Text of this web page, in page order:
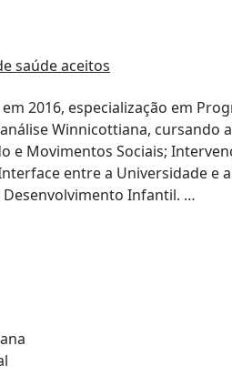
saúde aceitos
2016, especialização em
e Movimentos Sociais;
entre a Universidade e
Infantil.
em uma Organização Não
vítimas de violência Doméstica;
Santo Amaro, como
em consultório particular
particular.
artigos publicados, como
no XIX Encontro